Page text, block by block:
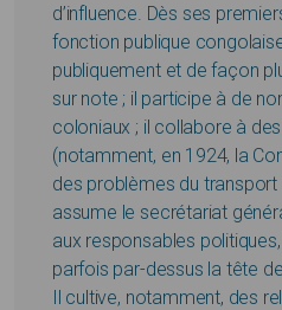
d’influence. Dès ses
fonction publique
publiquement et de façon
sur note ; il participe à de
coloniaux ; il collabore à
(notamment, en 1924, la
des problèmes du
assume le secrétariat
aux responsables
parfois par-dessus la tête
Il cultive, notamment, des